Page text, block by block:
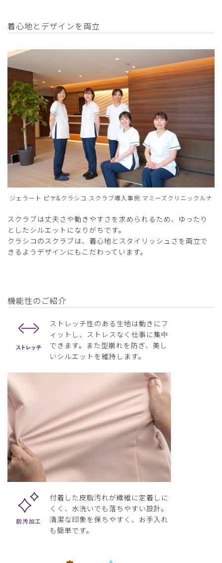
着心地とデザインを両立
ジェラート ピケ&クラシコ スクラブ導入事例:マミーズクリニックルナ
スクラブは丈夫さや動きやすさを求められるため、ゆったり
としたシルエットになりがちです。
クラシコのスクラブは、着心地とスタイリッシュさを両立で
きるようデザインにもこだわっています。
機能性のご紹介
ストレッチ性のある生地は動きにフ
ィットし、ストレスなく仕事に集中
できます。また型崩れを防ぎ、美し
いシルエットを維持します。
付着した皮脂汚れが繊維に定着しに
くく、水洗いでも落ちやすい設計。
清潔な印象を保ちやすく、お手入れ
も簡単です。